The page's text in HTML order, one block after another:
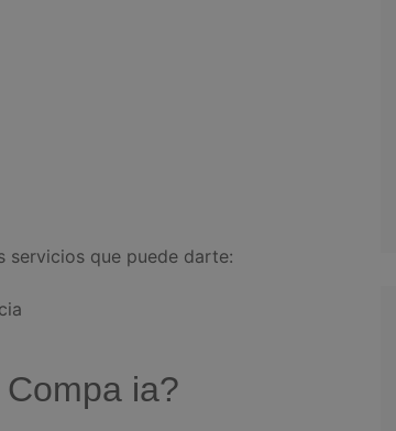
servicios que puede darte:
ia?